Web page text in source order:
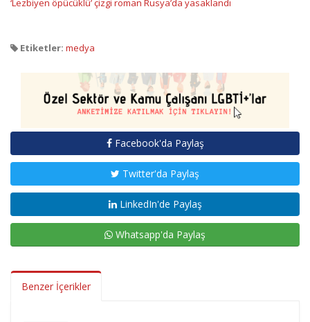
‘Lezbiyen öpücüklü’ çizgi roman Rusya’da yasaklandı
Etiketler: medya
Facebook'da Paylaş
Twitter'da Paylaş
LinkedIn'de Paylaş
Whatsapp'da Paylaş
Benzer İçerikler